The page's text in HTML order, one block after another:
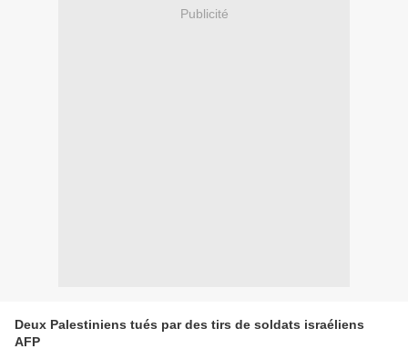
Publicité
Deux Palestiniens tués par des tirs de soldats israéliens
AFP